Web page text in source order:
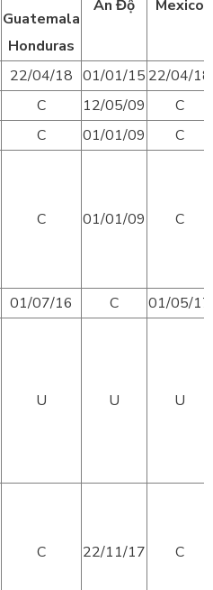
Guatemala
Honduras
Ấn Độ Mexico
22/04/18 01/01/15 22/04/18
C 12/05/09
C
C 01/01/09
C
C 01/01/09 C
01/07/16 C
01/05/17
U U U
C 22/11/17 C